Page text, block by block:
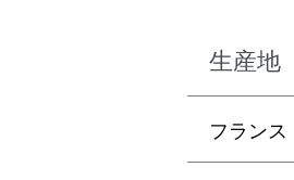
生産地
フランス